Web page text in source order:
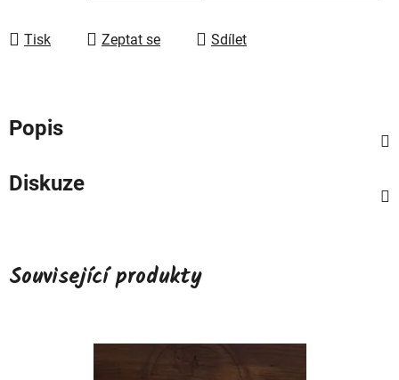
Tisk Zeptat se Sdílet
Popis
Diskuze
Související produkty